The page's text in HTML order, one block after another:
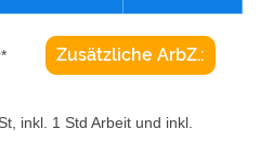
Zusätzliche ArbZ.:
inkl. 1 Std Arbeit und inkl.